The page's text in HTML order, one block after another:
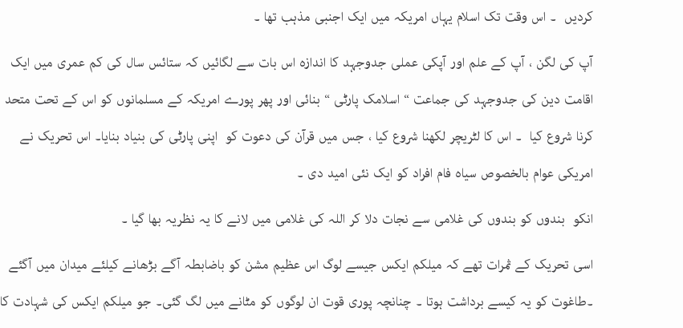
کردیں ۔ اس وقت تک اسلام یہاں امریکہ میں ایک اجنبی مذہب تھا ۔
آپ کی لگن ، آپ کے علم اور آپکی عملی جدوجہد کا اندازہ اس بات سے لگائیں کہ ستائس سال کی کم عمری میں ایک
اقامت دین کی جدوجہد کی جماعت “ اسلامک پارٹی “ بنائی اور پھر پورے امریکہ کے مسلمانوں کو اس کے تحت متحد
کرنا شروع کیا ۔ اس کا لٹریچر لکھنا شروع کیا ، جس میں قرآن کی دعوت کو اپنی پارٹی کی بنیاد بنایا۔ اس تحریک نے
امریکی عوام بالخصوص سیاہ فام افراد کو ایک نئی امید دی ۔
انکو بندوں کو بندوں کی غلامی سے نجات دلا کر اللہ کی غلامی میں لانے کا یہ نظریہ بھا گیا ۔
اسی تحریک کے ثمرات تھے کہ میلکم ایکس جیسے لوگ اس عظیم مشن کو باضابطہ آگے بڑھانے کیلئے میدان میں آگئے
۔طاغوت کو یہ کیسے برداشت ہوتا ۔ چنانچہ پوری قوت ان لوگوں کو مٹانے میں لگ گئی۔ جو میلکم ایکس کی شہادت کا